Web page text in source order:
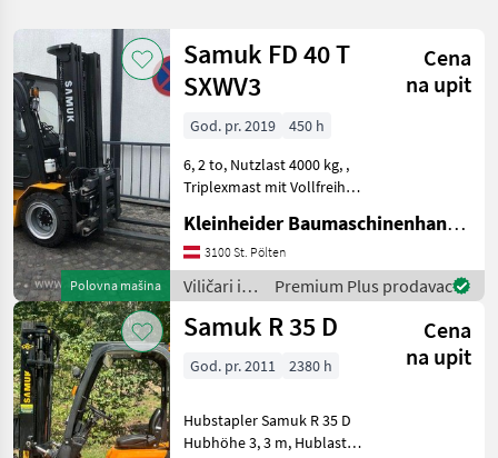
Kategorija 4 Država Filteri
TRENUTNA
PUTANJA
Poljoprivredna
tehnika
Vilicari I
Skladisna
Tehnika
Vilicari
Samuk
IZABERITE
KATEGORIJU
Samuk
Resetuj
Prikaži 2
rezultata
Polovna mašina
Samuk FD 40 T
SXWV3
Cena
na upit
God. pr. 2019
450 h
6, 2 to, Nutzlast 4000 kg, ,
Triplexmast mit Vollfreihub
Heizung, 3.und.. 4. Ventil,
Seitenschieber, Zinkenlänge
1200 mm, Vollgummireifen
Viličar
Kleinheider Baumaschinenhandel GmbH.
3100 St. Pölten
Viličari i
skladišna
tehnika /
Premium Plus prodavac
Samuk R 35 D
Cena
na upit
God. pr. 2011 2380 h
Hubstapler Samuk R 35 D
Hubhöhe 3, 3 m, Hublast